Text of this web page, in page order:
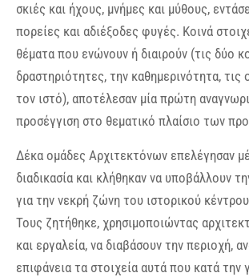
σκιές και ήχους, μνήμες και μύθους,
πορείες και αδιέξοδες φυγές. Κοινά
θέματα που ενώνουν ή διαιρούν (τις δύο
δραστηριότητες, την καθημερινότητα, τις
τον ιστό), αποτέλεσαν μία πρώτη
προσέγγιση στο θεματικό πλαίσιο των
Δέκα ομάδες Αρχιτεκτόνων επελέγησαν
διαδικασία και κλήθηκαν να υποβάλλουν
για την νεκρή ζώνη του ιστορικού
Τους ζητήθηκε, χρησιμοποιώντας
και εργαλεία, να διαβάσουν την περιοχή,
επιφάνεια τα στοιχεία αυτά που κατά την